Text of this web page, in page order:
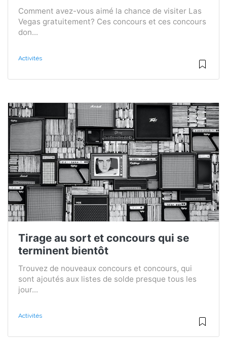
Comment avez-vous aimé la chance de visiter Las
Vegas gratuitement? Ces concours et ces concours
don...
Activités
Tirage au sort et concours qui se
terminent bientôt
Trouvez de nouveaux concours et concours, qui
sont ajoutés aux listes de solde presque tous les
jour...
Activités